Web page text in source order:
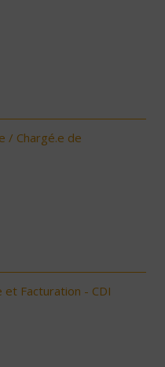
/ Chargé.e de
Facturation - CDI